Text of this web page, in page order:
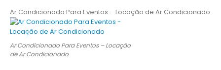
Ar Condicionado Para Eventos – Locação de Ar Condicionado
Ar Condicionado Para Eventos – Locação
de Ar Condicionado